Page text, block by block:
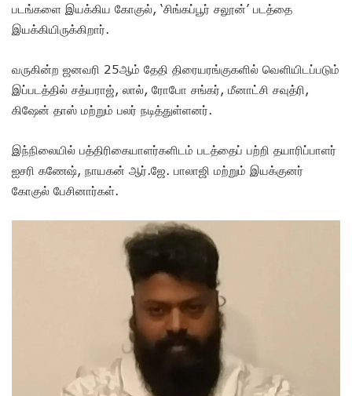
படங்களை இயக்கிய கோகுல், ‘சிங்கப்பூர் சலூன்’ படத்தை
இயக்கியிருக்கிறார்.
வருகின்ற ஜனவரி 25ஆம் தேதி திரையரங்குகளில் வெளியிடப்படும்
இப்படத்தில் சத்யராஜ், லால், ரோபோ சங்கர், மீனாட்சி சவுத்ரி,
கிஷேன் தாஸ் மற்றும் பலர் நடித்துள்ளனர்.
இந்நிலையில் பத்திரிகையாளர்களிடம் படத்தைப் பற்றி தயாரிப்பாளர்
ஐசரி கணேஷ், நாயகன் ஆர்.ஜே. பாலாஜி மற்றும் இயக்குனர்
கோகுல் பேசினார்கள்.